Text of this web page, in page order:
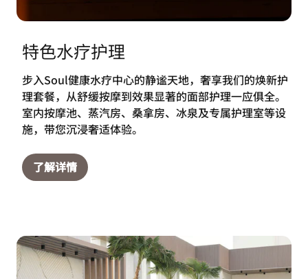
特色水疗护理
步入Soul健康水疗中心的静谧天地，奢享我们的焕新护
理套餐，从舒缓按摩到效果显著的面部护理一应俱全。
室内按摩池、蒸汽房、桑拿房、冰泉及专属护理室等设
施，带您沉浸奢适体验。
了解详情